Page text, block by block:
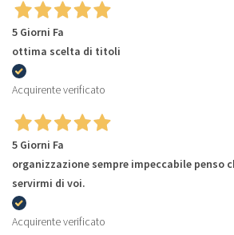
5 Giorni Fa
ottima scelta di titoli
Acquirente verificato
5 Giorni Fa
organizzazione sempre impeccabile penso
servirmi di voi.
Acquirente verificato